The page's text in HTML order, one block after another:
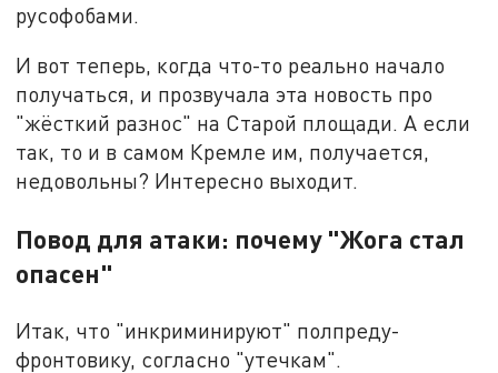
русофобами.
И вот теперь, когда что-то реально начало
получаться, и прозвучала эта новость про
"жёсткий разнос" на Старой площади. А если
так, то и в самом Кремле им, получается,
недовольны? Интересно выходит.
Повод для атаки: почему "Жога стал
опасен"
Итак, что "инкриминируют" полпреду-
фронтовику, согласно "утечкам".